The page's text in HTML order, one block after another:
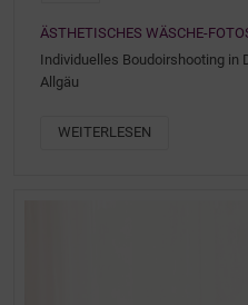
ÄSTHETISCHES WÄSCHE-
Individuelles Boudoirshooting in
Allgäu
WEITERLESEN